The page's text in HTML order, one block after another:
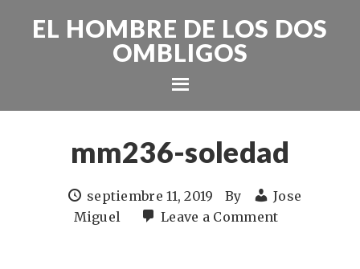
EL HOMBRE DE LOS DOS
OMBLIGOS
mm236-soledad
septiembre 11, 2019 By
Jose
Miguel
Leave a Comment